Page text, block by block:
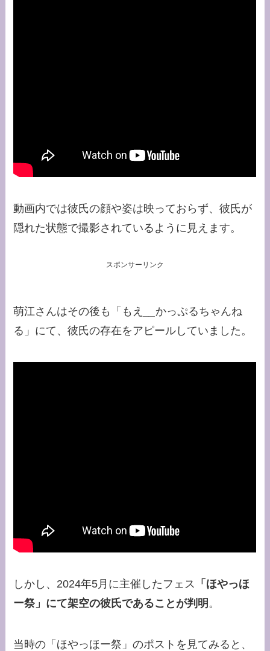
動画内では彼氏の顔や姿は映っておらず、彼氏が
隠れた状態で撮影されているように見えます。
スポンサーリンク
萌江さんはその後も「もえ
かっぷるちゃんね
る」にて、彼氏の存在をアピールしていました。
しかし、2024年5月に主催したフェス 「ほやっほ
ー祭」にて架空の彼氏であることが判明 。
当時の「ほやっほー祭」のポストを見てみると、